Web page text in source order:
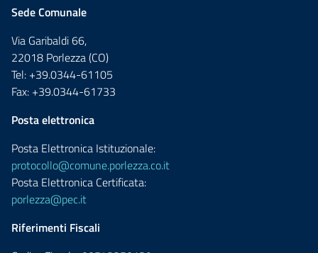
Sede Comunale
Via Garibaldi 66,
22018 Porlezza (CO)
Tel: +39.0344-61105
Fax: +39.0344-61733
Posta elettronica
Posta Elettronica Istituzionale:
protocollo@comune.porlezza.co.it
Posta Elettronica Certificata:
porlezza@pec.it
Riferimenti Fiscali